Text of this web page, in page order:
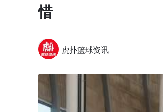
惜
虎扑篮球资讯